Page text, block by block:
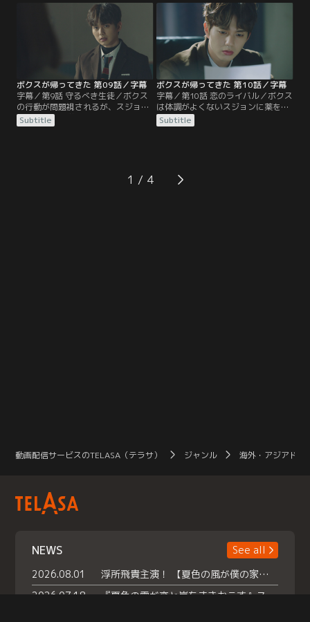
と嘘をつく始末。そんな2人の態度
に、ボクスの怒りは膨れ上がる。
じこもってしまう。すると、ボクス
がその場に現れ、自習室のガラスを
ボクスが帰ってきた 第09話／字幕
字幕／第9話 守るべき生徒／ボクス
の行動が問題視されるが、スジョン
はボクスの退学処分に反対。さらに
スジョンは、再びボクスが問題を起
Subtitle
ボクスが帰ってきた 第10話／字幕
字幕／第10話 恋のライバル／ボクス
は体調がよくないスジョンに薬を渡
そうとするが、セホが渡していると
ころを目撃してやめてしまう。翌
が気になる！
Subtitle
1
動画配信サービスのTELASA（テラサ） ジャンル 海外・アジアドラ
NEWS
See all
2026.08.01
浮所飛貴主演！ 【夏色の風が僕の家にやってきた】 本日よりテラサで独占配信スタート！
2026.07.18
『夏色の雲が恋と嵐をまきおこす』スペシャルメイキング 【Part1】2026年７月18日（土）23時30分～配信スタート！話題のシーンの裏側を大公開！豪華キャスト大集合！ 『武宮家 真夏の家族会議』開催！